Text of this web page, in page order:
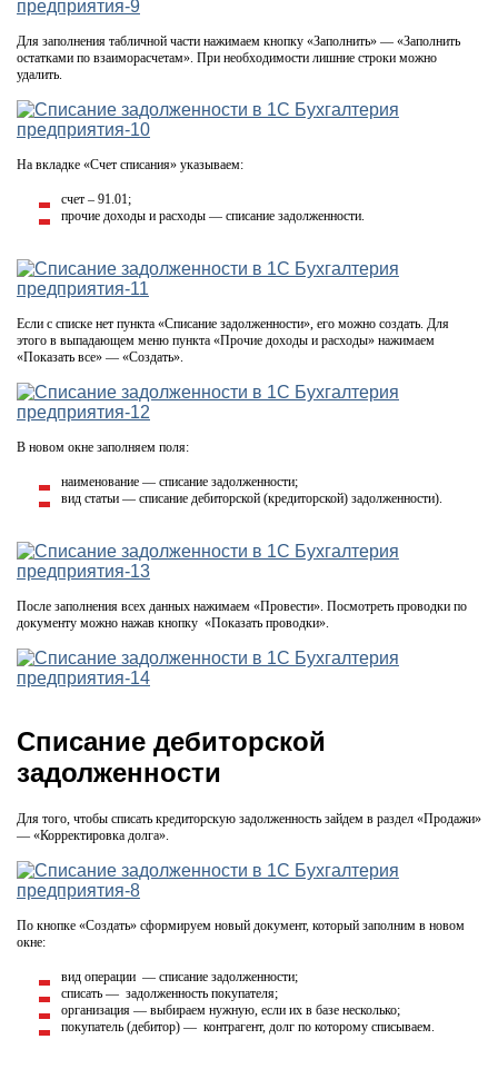
Для заполнения табличной части нажимаем кнопку «Заполнить» — «Заполнить
остатками по взаиморасчетам». При необходимости лишние строки можно
удалить.
На вкладке «Счет списания» указываем:
счет – 91.01;
прочие доходы и расходы — списание задолженности.
Если с списке нет пункта «Списание задолженности», его можно создать. Для
этого в выпадающем меню пункта «Прочие доходы и расходы» нажимаем
«Показать все» — «Создать».
В новом окне заполняем поля:
наименование — списание задолженности;
вид статьи — списание дебиторской (кредиторской) задолженности).
После заполнения всех данных нажимаем «Провести». Посмотреть проводки по
документу можно нажав кнопку «Показать проводки».
Списание дебиторской
задолженности
Для того, чтобы списать кредиторскую задолженность зайдем в раздел «Продажи»
— «Корректировка долга».
По кнопке «Создать» сформируем новый документ, который заполним в новом
окне:
вид операции — списание задолженности;
списать — задолженность покупателя;
организация — выбираем нужную, если их в базе несколько;
покупатель (дебитор) — контрагент, долг по которому списываем.